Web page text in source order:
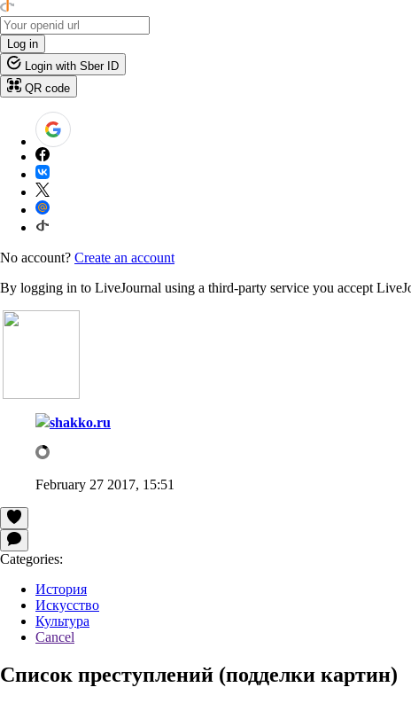
Log in
Login with Sber ID
QR code
No account? Create an account
By logging in to LiveJournal using a third-party service you accept
shakko.ru
February 27 2017, 15:51
Categories:
История
Искусство
Культура
Cancel
Список преступлений (подделки картин)